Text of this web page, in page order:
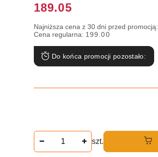
Cena:
189.05
Najniższa cena z 30 dni przed promocją:
Cena regularna: 199.00
Do końca promocji pozostało:
szt.